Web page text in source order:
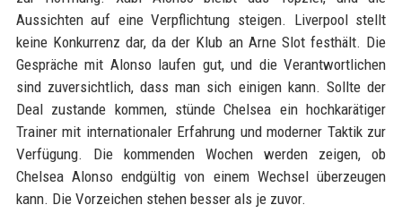
Aussichten auf eine Verpflichtung steigen. Liverpool stellt
keine Konkurrenz dar, da der Klub an Arne Slot festhält. Die
Gespräche mit Alonso laufen gut, und die Verantwortlichen
sind zuversichtlich, dass man sich einigen kann. Sollte der
Deal zustande kommen, stünde Chelsea ein hochkarätiger
Trainer mit internationaler Erfahrung und moderner Taktik zur
Verfügung. Die kommenden Wochen werden zeigen, ob
Chelsea Alonso endgültig von einem Wechsel überzeugen
kann. Die Vorzeichen stehen besser als je zuvor.